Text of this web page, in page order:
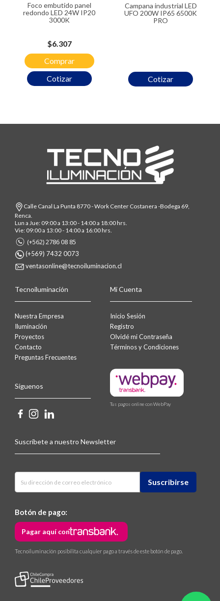
Foco embutido panel
redondo LED 24W IP20
3000K
Cotizar
Precio
$6.307
Comprar
Campana industrial LED
UFO 200W IP65 6500K
PRO
Cotizar
Calle Canal La Punta 8770 - Work Center Costanera -Bodega 69,
Renca.
Lun a Jue: 09:00 a 13:00 - 14:00 a 18:00 hrs.
Vie: 09:00 a 13:00 - 14:00 a 16:00 hrs.
(+562) 2786 08 85
(+569) 7432 0073
ventasonline@tecnoiluminacion.cl
Tecnoiluminación
Nuestra Empresa
Iluminación
Proyectos
Contacto
Preguntas Frecuentes
Síguenos
Mi Cuenta
Inicio Sesión
Registro
Olvidé mi Contraseña
Términos y Condiciones
Tus pagos online con WebPay
Suscríbete a nuestro Newsletter
Botón de pago:
Pagar aquí con
Tecnoiluminación posibilita cualquier pago a través de este botón de pago.